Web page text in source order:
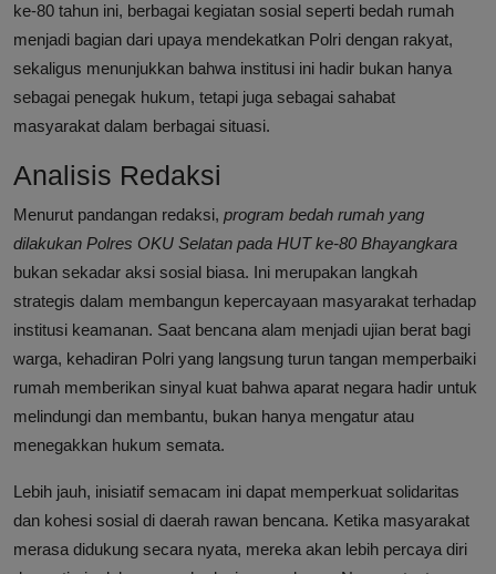
ke-80 tahun ini, berbagai kegiatan sosial seperti bedah rumah
menjadi bagian dari upaya mendekatkan Polri dengan rakyat,
sekaligus menunjukkan bahwa institusi ini hadir bukan hanya
sebagai penegak hukum, tetapi juga sebagai sahabat
masyarakat dalam berbagai situasi.
Analisis Redaksi
Menurut pandangan redaksi, program bedah rumah yang
dilakukan Polres OKU Selatan pada HUT ke-80 Bhayangkara
bukan sekadar aksi sosial biasa. Ini merupakan langkah
strategis dalam membangun kepercayaan masyarakat terhadap
institusi keamanan. Saat bencana alam menjadi ujian berat bagi
warga, kehadiran Polri yang langsung turun tangan memperbaiki
rumah memberikan sinyal kuat bahwa aparat negara hadir untuk
melindungi dan membantu, bukan hanya mengatur atau
menegakkan hukum semata.
Lebih jauh, inisiatif semacam ini dapat memperkuat solidaritas
dan kohesi sosial di daerah rawan bencana. Ketika masyarakat
merasa didukung secara nyata, mereka akan lebih percaya diri